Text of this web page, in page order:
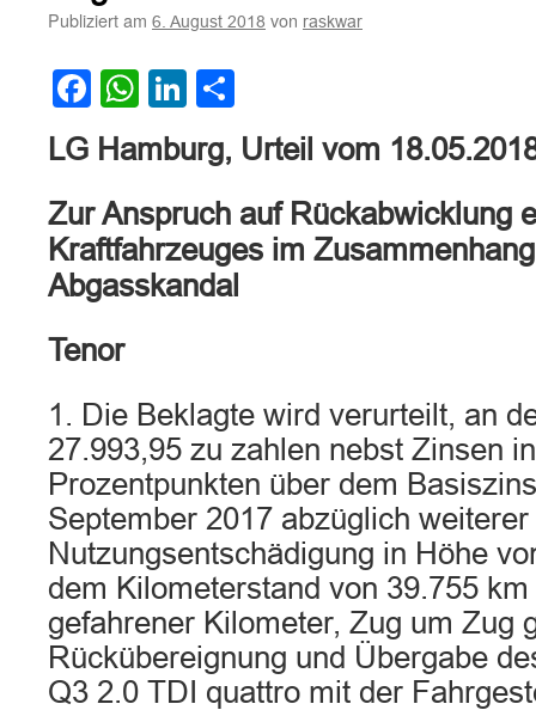
Publiziert am 6. August 2018 von raskwar
Facebook
WhatsApp
LinkedIn
LG Hamburg, Urteil vom
Zur Anspruch auf Rückabwicklung
Kraftfahrzeuges im
Abgasskandal
Tenor
1. Die Beklagte wird verurteilt, an
27.993,95 zu zahlen nebst Zinsen
Prozentpunkten über dem
September 2017 abzüglich weiterer
Nutzungsentschädigung in Höhe
dem Kilometerstand von 39.755
gefahrener Kilometer, Zug um Zug
Rückübereignung und Übergabe
Q3 2.0 TDI quattro mit der